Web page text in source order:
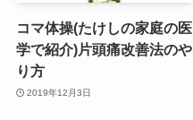
コマ体操(たけしの家庭の医
学で紹介)片頭痛改善法のや
り方
2019年12月3日